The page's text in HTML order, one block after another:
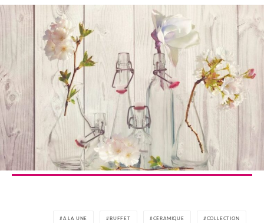
A LA UNE BUFFET CÉRAMIQUE COLLECTION